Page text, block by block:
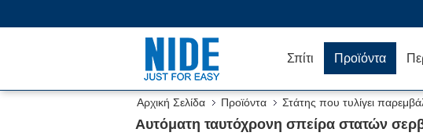
Σπίτι Προϊόντα
Αρχική Σελίδα Προϊόντα Στάτης που τυλίγει
παρεμβάλλοντας τη μηχανή
Αυτόματη ταυτόχρονη σπείρα στατών